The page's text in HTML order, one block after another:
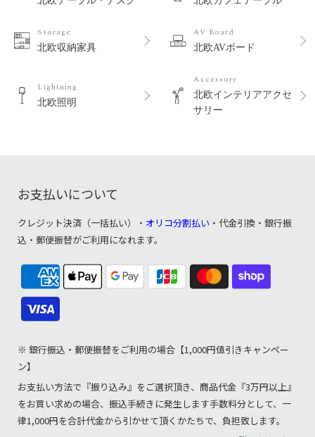
Storage
北欧収納家具
AV Board
北欧AVボード
Lightning
北欧照明
Accessory
北欧インテリアアクセ
サリー
お支払いについて
クレジット決済（一括払い）・ オリコ分割払い ・代金引換・銀行振
込・郵便振替がご利用になれます。
※ 銀行振込・郵便振替をご利用の場合【1,000円値引きキャンペー
ン】
お支払い方法で『振り込み』をご選択頂き、商品代金『3万円以上』
をお買い求めの場合、振込手続きに発生します手数料分として、一
律1,000円を合計代金から引かせて頂くかたちで、負担致します。